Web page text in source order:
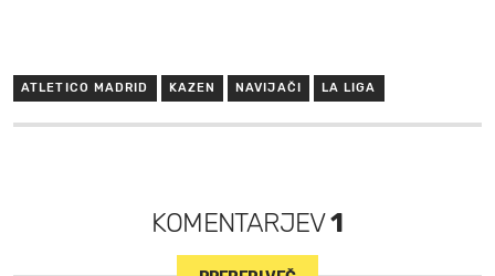
ATLETICO MADRID KAZEN NAVIJAČI LA LIGA
KOMENTARJEV1